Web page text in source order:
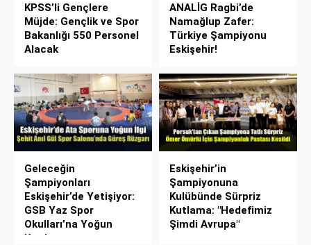
KPSS’li Gençlere
Müjde: Gençlik ve Spor
Bakanlığı 550 Personel
Alacak
ANALİG Ragbi’de
Namağlup Zafer:
Türkiye Şampiyonu
Eskişehir!
Geleceğin
Şampiyonları
Eskişehir’de Yetişiyor:
GSB Yaz Spor
Okulları’na Yoğun
Katılım
Eskişehir’in
Şampiyonuna
Kulübünde Sürpriz
Kutlama: "Hedefimiz
Şimdi Avrupa"